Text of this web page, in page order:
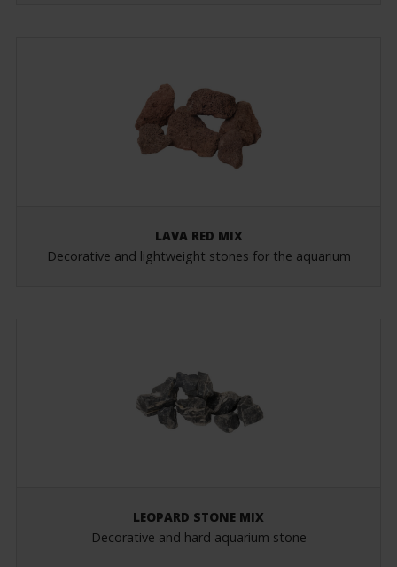
LAVA RED MIX
Decorative and lightweight stones for the aquarium
LEOPARD STONE MIX
Decorative and hard aquarium stone